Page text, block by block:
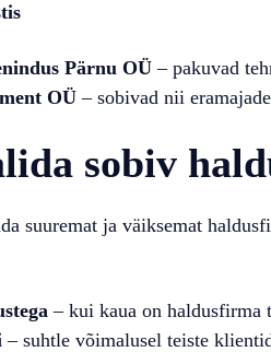
Pärnu OÜ – pakuvad
OÜ – sobivad nii
sobiv
suuremat ja väiksemat
– kui kaua on haldusfirma
– suhtle võimalusel teiste